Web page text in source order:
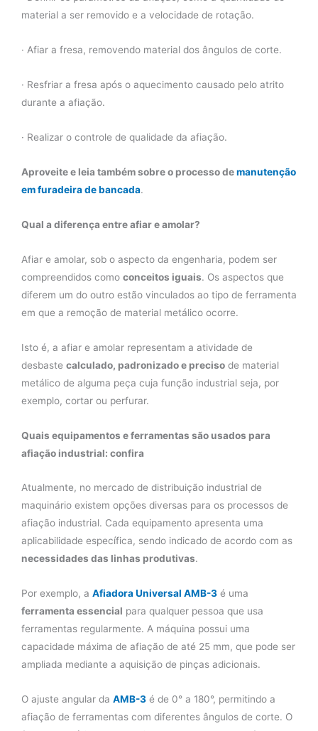
material a ser removido e a velocidade de rotação.
· Afiar a fresa, removendo material dos ângulos de corte.
· Resfriar a fresa após o aquecimento causado pelo atrito
durante a afiação.
· Realizar o controle de qualidade da afiação.
Aproveite e leia também sobre o processo demanutenção
em furadeira de bancada.
Qual a diferença entre afiar e amolar?
Afiar e amolar, sob o aspecto da engenharia, podem ser
compreendidos como conceitos iguais. Os aspectos que
diferem um do outro estão vinculados ao tipo de ferramenta
em que a remoção de material metálico ocorre.
Isto é, a afiar e amolar representam a atividade de
desbaste calculado, padronizado e preciso de material
metálico de alguma peça cuja função industrial seja, por
exemplo, cortar ou perfurar.
Quais equipamentos e ferramentas são usados para
afiação industrial: confira
Atualmente, no mercado de distribuição industrial de
maquinário existem opções diversas para os processos de
afiação industrial. Cada equipamento apresenta uma
aplicabilidade específica, sendo indicado de acordo com as
necessidades das linhas produtivas.
Por exemplo, a Afiadora Universal AMB-3 é uma
ferramenta essencial para qualquer pessoa que usa
ferramentas regularmente. A máquina possui uma
capacidade máxima de afiação de até 25 mm, que pode ser
ampliada mediante a aquisição de pinças adicionais.
O ajuste angular da AMB-3 é de 0° a 180°, permitindo a
afiação de ferramentas com diferentes ângulos de corte. O